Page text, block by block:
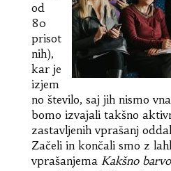
od
80
prisot
nih),
kar je
izjem
no število, saj jih nismo
bomo izvajali takšno
zastavljenih vprašanj
Začeli in končali smo z
vprašanjema Kakšno